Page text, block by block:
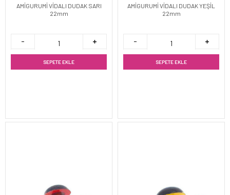
AMİGURUMİ VİDALI DUDAK SARI
22mm
SEPETE EKLE
AMİGURUMİ VİDALI DUDAK YEŞİL
22mm
SEPETE EKLE